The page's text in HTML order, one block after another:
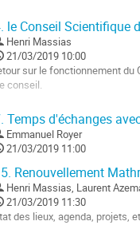
le Conseil Scientifique
Henri Massias
21/03/2019 10:00
sur le fonctionnement
conseil.
Temps d'échanges
Emmanuel Royer
21/03/2019 11:00
Renouvellement
Henri Massias Laurent
21/03/2019 11:30
des lieux, agenda, projets,